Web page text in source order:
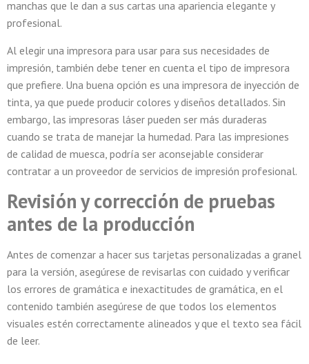
manchas que le dan a sus cartas una apariencia elegante y
profesional.
Al elegir una impresora para usar para sus necesidades de
impresión, también debe tener en cuenta el tipo de impresora
que prefiere. Una buena opción es una impresora de inyección de
tinta, ya que puede producir colores y diseños detallados. Sin
embargo, las impresoras láser pueden ser más duraderas
cuando se trata de manejar la humedad. Para las impresiones
de calidad de muesca, podría ser aconsejable considerar
contratar a un proveedor de servicios de impresión profesional.
Revisión y corrección de pruebas
antes de la producción
Antes de comenzar a hacer sus tarjetas personalizadas a granel
para la versión, asegúrese de revisarlas con cuidado y verificar
los errores de gramática e inexactitudes de gramática, en el
contenido también asegúrese de que todos los elementos
visuales estén correctamente alineados y que el texto sea fácil
de leer.